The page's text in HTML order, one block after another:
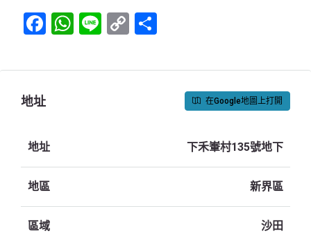
Facebook
WhatsApp
LineCopy
地址 在Google地圖上打開
地址 下禾輋村135號地下
地區 新界區
區域 沙田